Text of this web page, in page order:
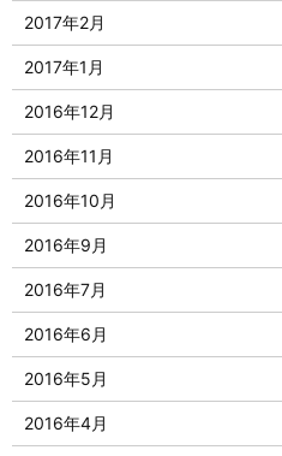
2017年2月
2017年1月
2016年12月
2016年11月
2016年10月
2016年9月
2016年7月
2016年6月
2016年5月
2016年4月